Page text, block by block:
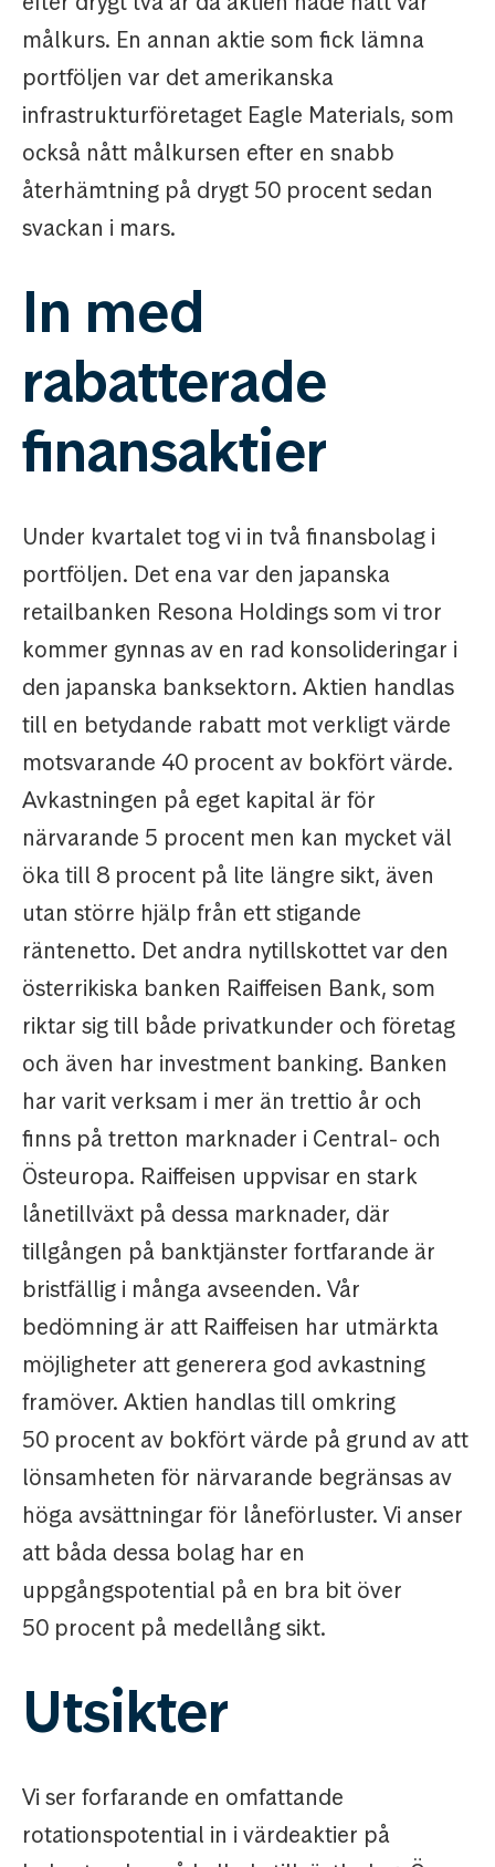
målkurs. En annan aktie som fick lämna
portföljen var det amerikanska
infrastrukturföretaget Eagle Materials, som
också nått målkursen efter en snabb
återhämtning på drygt 50 procent sedan
svackan i mars.
In med
rabatterade
finansaktier
Under kvartalet tog vi in två finansbolag i
portföljen. Det ena var den japanska
retailbanken Resona Holdings som vi tror
kommer gynnas av en rad konsolideringar i
den japanska banksektorn. Aktien handlas
till en betydande rabatt mot verkligt värde
motsvarande 40 procent av bokfört värde.
Avkastningen på eget kapital är för
närvarande 5 procent men kan mycket väl
öka till 8 procent på lite längre sikt, även
utan större hjälp från ett stigande
räntenetto. Det andra nytillskottet var den
österrikiska banken Raiffeisen Bank, som
riktar sig till både privatkunder och företag
och även har investment banking. Banken
har varit verksam i mer än trettio år och
finns på tretton marknader i Central- och
Östeuropa. Raiffeisen uppvisar en stark
lånetillväxt på dessa marknader, där
tillgången på banktjänster fortfarande är
bristfällig i många avseenden. Vår
bedömning är att Raiffeisen har utmärkta
möjligheter att generera god avkastning
framöver. Aktien handlas till omkring
50 procent av bokfört värde på grund av att
lönsamheten för närvarande begränsas av
höga avsättningar för låneförluster. Vi anser
att båda dessa bolag har en
uppgångspotential på en bra bit över
50 procent på medellång sikt.
Utsikter
Vi ser forfarande en omfattande
rotationspotential in i värdeaktier på